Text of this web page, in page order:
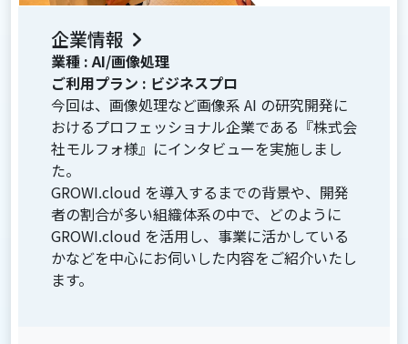
企業情報
業種 : AI/画像処理
ご利用プラン : ビジネスプロ
今回は、画像処理など画像系 AI の研究開発に
おけるプロフェッショナル企業である『株式会
社モルフォ様』にインタビューを実施しまし
た。
GROWI.cloud を導入するまでの背景や、開発
者の割合が多い組織体系の中で、どのように
GROWI.cloud を活用し、事業に活かしている
かなどを中心にお伺いした内容をご紹介いたし
ます。